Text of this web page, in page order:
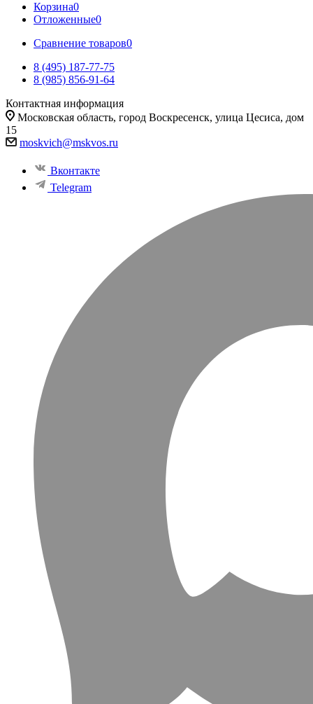
Корзина0
Отложенные0
Сравнение товаров0
8 (495) 187-77-75
8 (985) 856-91-64
Контактная информация
Московская область, город Воскресенск, улица Цесиса, дом
15
moskvich@mskvos.ru
Вконтакте
Telegram